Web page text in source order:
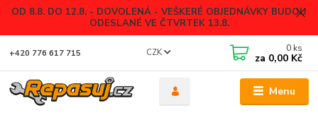
OD 8.8. DO 12.8. - DOVOLENÁ - VEŠKERÉ OBJEDNÁVKY BUDOU
ODESLANÉ VE ČTVRTEK 13.8.
Menu
CZK
+420 776 617 715 0 ks
za 0,00 Kč